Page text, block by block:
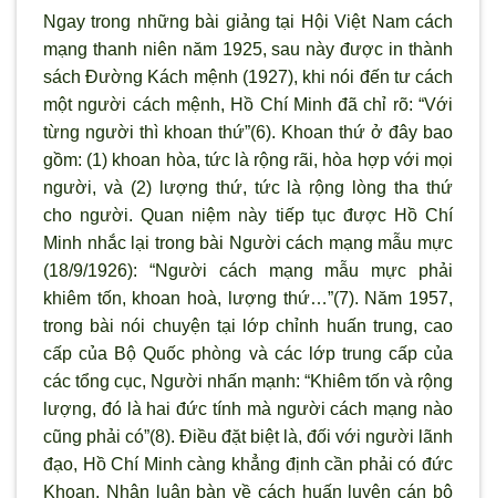
Ngay trong những bài giảng tại Hội Việt Nam cách
mạng thanh niên năm 1925, sau này được in thành
sách Đường Kách mệnh (1927), khi nói đến tư cách
một người cách mệnh, Hồ Chí Minh đã chỉ rõ: “Với
từng người thì khoan thứ”(6). Khoan thứ ở đây bao
gồm: (1) khoan hòa, tức là rộng rãi, hòa hợp với mọi
người, và (2) lượng thứ, tức là rộng lòng tha thứ
cho người. Quan niệm này tiếp tục được Hồ Chí
Minh nhắc lại trong bài Người cách mạng mẫu mực
(18/9/1926): “Người cách mạng mẫu mực phải
khiêm tốn, khoan hoà, lượng thứ…”(7). Năm 1957,
trong bài nói chuyện tại lớp chỉnh huấn trung, cao
cấp của Bộ Quốc phòng và các lớp trung cấp của
các tổng cục, Người nhấn mạnh: “Khiêm tốn và rộng
lượng, đó là hai đức tính mà người cách mạng nào
cũng phải có”(8). Điều đặt biệt là, đối với người lãnh
đạo, Hồ Chí Minh càng khẳng định cần phải có đức
Khoan. Nhân luận bàn về cách huấn luyện cán bộ